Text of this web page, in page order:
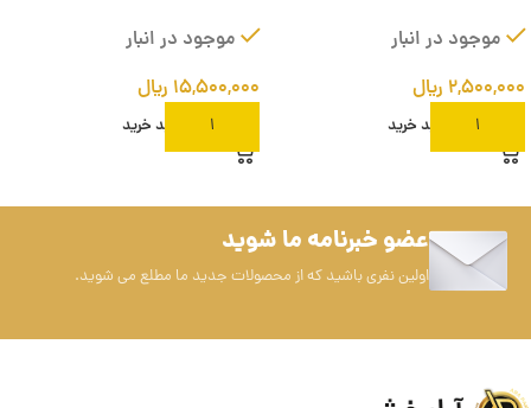
موجود در انبار
۲,۵۰۰,۰۰۰ ریال
افزودن به سبد خرید
موجود در انبار
۱۵,۵۰۰,۰۰۰ ریال
افزودن به سبد خرید
عضو خبرنامه ما شوید
اولین نفری باشید که از محصولات جدید ما مطلع می شوید.